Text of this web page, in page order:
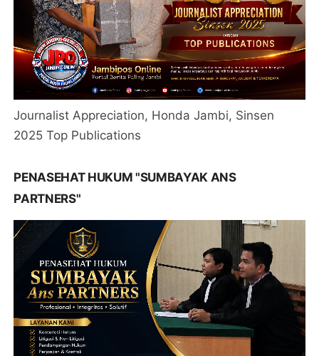
Journalist Appreciation, Honda Jambi, Sinsen
2025 Top Publications
PENASEHAT HUKUM "SUMBAYAK ANS
PARTNERS"